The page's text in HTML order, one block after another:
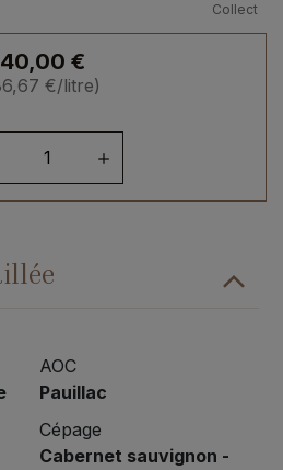
Collect
€
€/litre)
Bordelais
Cru
AOC
Pauillac
Cépage
Cabernet sauvignon -